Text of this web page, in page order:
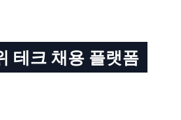
테크 채용 플랫폼